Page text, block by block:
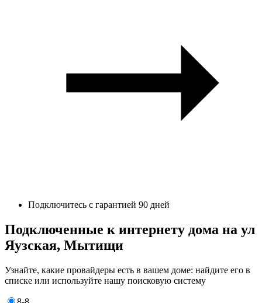
Подключитесь с гарантией 90 дней
Подключенные к интернету дома на ул
Яузская, Мытищи
Узнайте, какие провайдеры есть в вашем доме: найдите его в
списке или используйте нашу поисковую систему